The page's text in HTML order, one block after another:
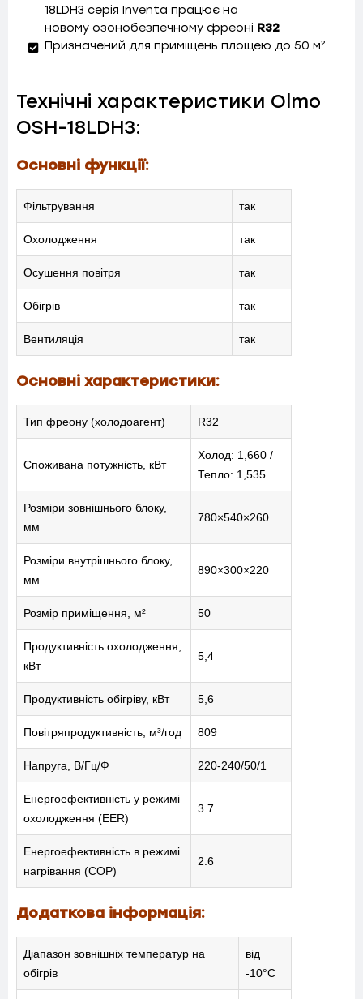
18LDH3 серія Inventa працює на
новому озонобезпечному фреоні R32
Призначений для приміщень площею до 50 м²
Технічні характеристики Olmo
OSH-18LDH3:
Основні функції:
Фільтрування так
Охолодження так
Осушення повітря так
Обігрів так
Вентиляція так
Основні характеристики:
Тип фреону (холодоагент) R32
Споживана потужність, кВт
Холод: 1,660 /
Тепло: 1,535
Розміри зовнішнього блоку,
мм
780×540×260
Розміри внутрішнього блоку,
мм
890×300×220
Розмір приміщення, м² 50
Продуктивність охолодження,
кВт
5,4
Продуктивність обігріву, кВт 5,6
Повітряпродуктивність, м³/год 809
Напруга, В/Гц/Ф 220-240/50/1
Енергоефективність у режимі
охолодження (EER)
3.7
Енергоефективність в режимі
нагрівання (COP)
2.6
Додаткова інформація:
Діапазон зовнішніх температур на
обігрів
від
-10°С
МЕНЮ